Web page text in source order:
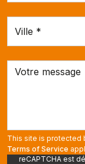
This site is protected
Terms of Service
reCAPTCHA est